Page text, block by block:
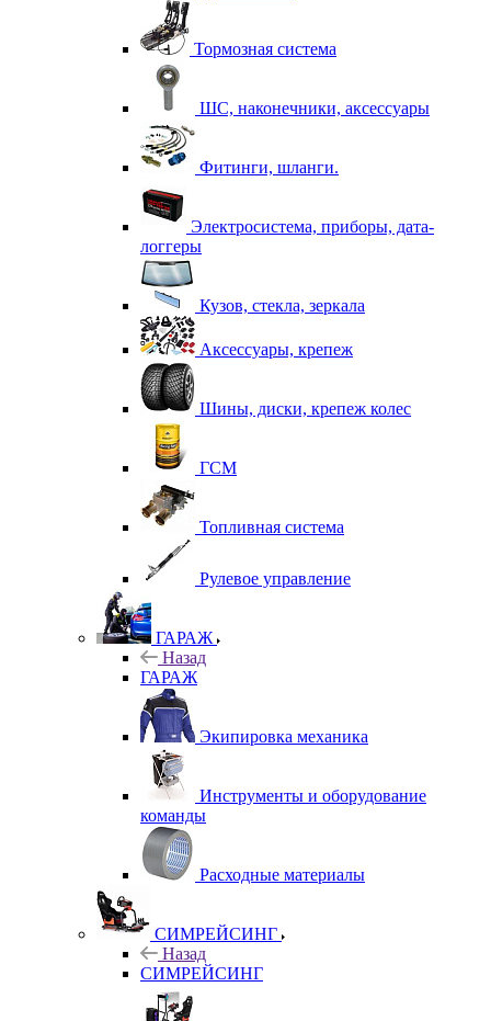
Тормозная система
ШС, наконечники, аксессуары
Фитинги, шланги.
Электросистема, приборы, дата-
логгеры
Кузов, стекла, зеркала
Аксессуары, крепеж
Шины, диски, крепеж колес
ГСМ
Топливная система
Рулевое управление
ГАРАЖ
Назад
ГАРАЖ
Экипировка механика
Инструменты и оборудование
команды
Расходные материалы
СИМРЕЙСИНГ
Назад
СИМРЕЙСИНГ